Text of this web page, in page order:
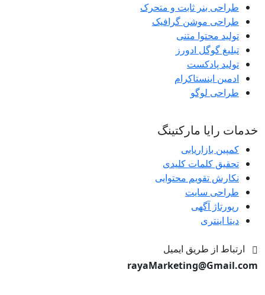
طراحی بنر ثابت و متحرک
طراحی موشن گرافیک
تولید محتوا متنی
تبلیغ گوگل ادورز
تولید پادکست
ادمین اینستاکرام
طراحی لوگو
خدمات رایا مارکتینگ
کمپین بازاریابی
تحقیق کلمات کلیدی
نکارش تقویم محتوایی
طراحی سایت
رپورتاژ آگهی
دیتا اینتری
ارتباط از طریق ایمیل
rayaMarketing@Gmail.com